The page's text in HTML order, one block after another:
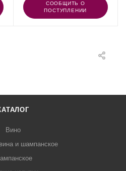
СООБЩИТЬ О
ПОСТУПЛЕНИИ
Вино
и шампанское